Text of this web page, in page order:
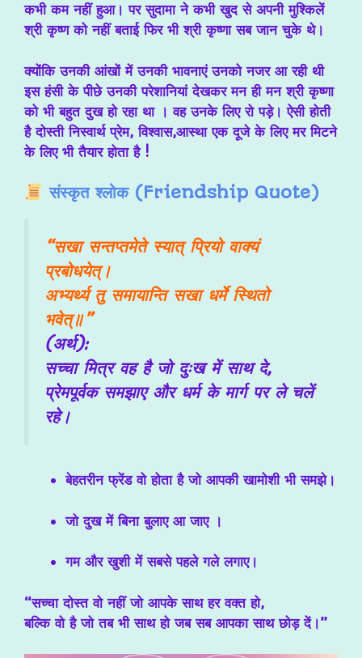
कभी कम नहीं हुआ। पर सुदामा ने कभी खुद से अपनी मुश्किलें
श्री कृष्ण को नहीं बताई फिर भी श्री कृष्णा सब जान चुके थे।
क्योंकि उनकी आंखों में उनकी भावनाएं उनको नजर आ रही थी
इस हंसी के पीछे उनकी परेशानियां देखकर मन ही मन श्री कृष्णा
को भी बहुत दुख हो रहा था । वह उनके लिए रो पड़े। ऐसी होती
है दोस्ती निस्वार्थ प्रेम, विश्वास,आस्था एक दूजे के लिए मर मिटने
के लिए भी तैयार होता है !
संस्कृत श्लोक (Friendship Quote)
“सखा सन्तप्तमेते स्यात् प्रियो वाक्यं
प्रबोधयेत्।
अभ्यर्थ्य तु समायान्ति सखा धर्मे स्थितो
भवेत्॥”
(अर्थ):
सच्चा मित्र वह है जो दुःख में साथ दे,
प्रेमपूर्वक समझाए और धर्म के मार्ग पर ले चलें
रहे।
बेहतरीन फ्रेंड वो होता है जो आपकी खामोशी भी समझे।
जो दुख में बिना बुलाए आ जाए ।
गम और खुशी में सबसे पहले गले लगाए।
“सच्चा दोस्त वो नहीं जो आपके साथ हर वक्त हो,
बल्कि वो है जो तब भी साथ हो जब सब आपका साथ छोड़ दें।”